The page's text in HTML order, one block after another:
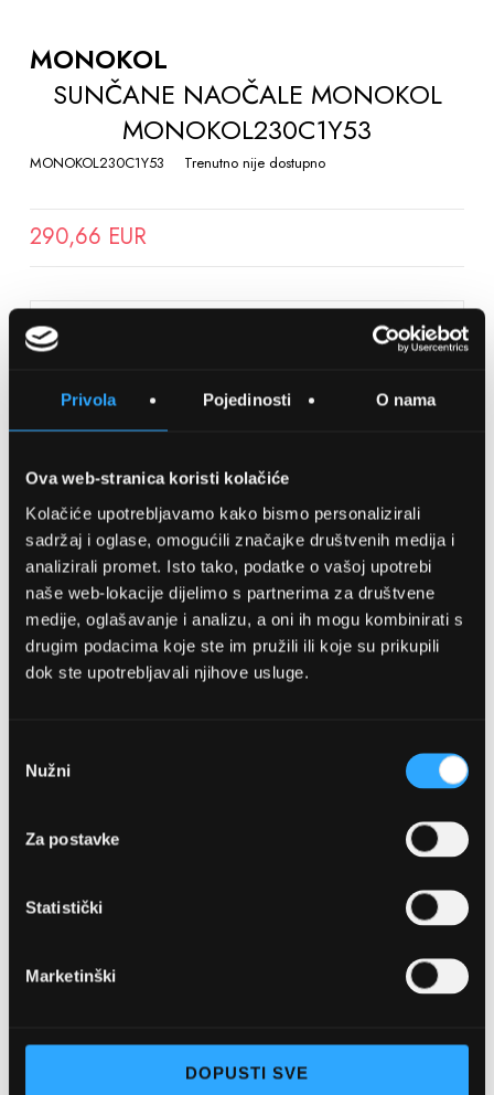
Privola Pojedinosti O nama
Ova web-stranica koristi kolačiće
Kolačiće upotrebljavamo kako bismo personalizirali
sadržaj i oglase, omogućili značajke društvenih medija i
analizirali promet. Isto tako, podatke o vašoj upotrebi
naše web-lokacije dijelimo s partnerima za društvene
medije, oglašavanje i analizu, a oni ih mogu kombinirati s
drugim podacima koje ste im pružili ili koje su prikupili
dok ste upotrebljavali njihove usluge.
pristanka
Nužni
Za postavke
Statistički
Marketinški
DOPUSTI SVE
THE
BEGINNING
GALLERY
MONOKOL
SUNČANE NAOČALE MONOKOL
MONOKOL230C1Y53
MONOKOL230C1Y53 Trenutno nije dostupno
290,66 EUR
SPREMITE NA LISTU ŽELJA
Detalji
OPTIKA NJEGO, POSLOVNICA 1